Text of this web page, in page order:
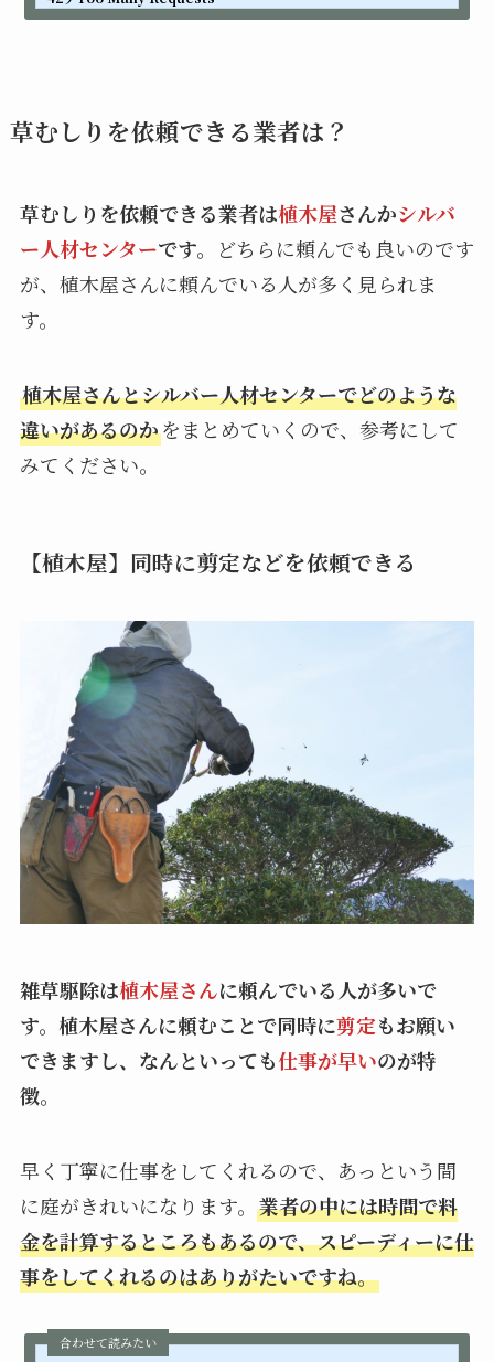
草むしりを依頼できる業者は？
草むしりを依頼できる業者は植木屋さんかシルバ
ー人材センターです。
どちらに頼んでも良いのです
が、植木屋さんに頼んでいる人が多く見られま
す。
植木屋さんとシルバー人材センターでどのような
違いがあるのかをまとめていくので、参考にして
みてください。
【植木屋】同時に剪定などを依頼できる
雑草駆除は植木屋さんに頼んでいる人が多いで
す。植木屋さんに頼むことで同時に剪定もお願い
できますし、なんといっても仕事が早いのが特
徴。
早く丁寧に仕事をしてくれるので、あっという間
に庭がきれいになります。 業者の中には時間で料
金を計算するところもあるので、スピーディーに仕
事をしてくれるのはありがたいですね。